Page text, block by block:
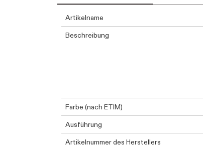
Artikelname
Beschreibung
Farbe (nach ETIM)
Ausführung
Artikelnummer des Herstellers